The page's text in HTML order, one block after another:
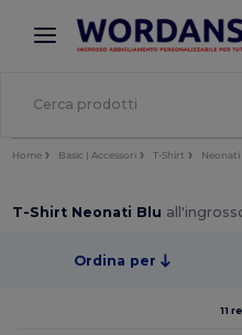
× App Wordans
Prezzi migliori sull'app!
Home Basic | Accessori T-Shirt Neonati
T-Shirt Neonati Blu
Ordina per
11